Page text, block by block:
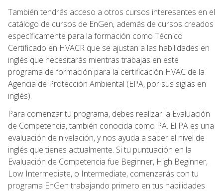
También tendrás acceso a otros cursos interesantes en el
catálogo de cursos de EnGen, además de cursos creados
específicamente para la formación como Técnico
Certificado en HVACR que se ajustan a las habilidades en
inglés que necesitarás mientras trabajas en este
programa de formación para la certificación HVAC de la
Agencia de Protección Ambiental (EPA, por sus siglas en
inglés).
Para comenzar tu programa, debes realizar la Evaluación
de Competencia, también conocida como PA. El PA es una
evaluación de nivelación, y nos ayuda a saber el nivel de
inglés que tienes actualmente. Si tu puntuación en la
Evaluación de Competencia fue Beginner, High Beginner,
Low Intermediate, o Intermediate, comenzarás con tu
programa EnGen trabajando primero en tus habilidades